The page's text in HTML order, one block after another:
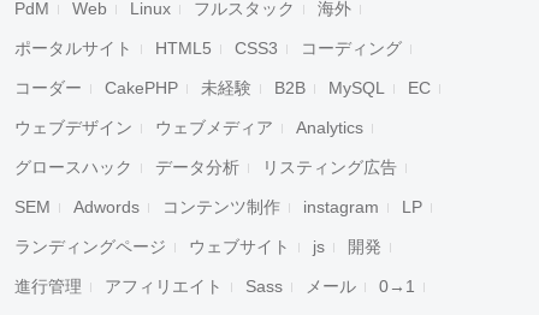
PdM Web Linux フルスタック 海外
ポータルサイト HTML5 CSS3 コーディング
コーダー CakePHP 未経験 B2B MySQL EC
ウェブデザイン ウェブメディア Analytics
グロースハック データ分析 リスティング広告
SEM Adwords コンテンツ制作 instagram LP
ランディングページ ウェブサイト js 開発
進行管理 アフィリエイト Sass メール 0→1